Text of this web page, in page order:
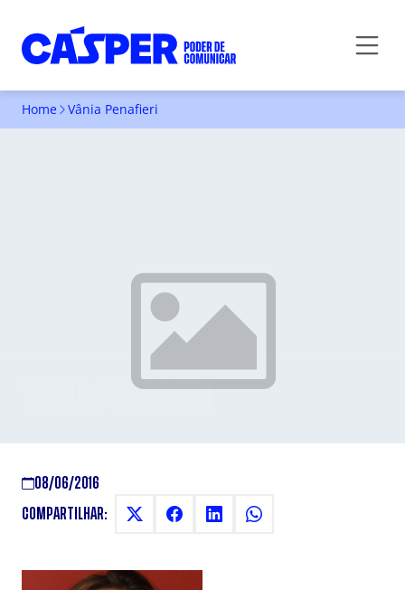
Home Vânia Penafieri
VÂNIA PENAFIERI
08/06/2016
COMPARTILHAR: